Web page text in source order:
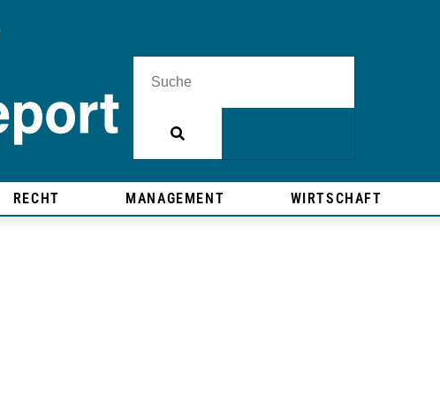
RECHT MANAGEMENT WIRTSCHAFT